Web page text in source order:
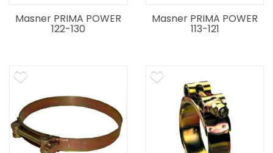
Masner PRIMA POWER
122-130
Masner PRIMA POWER
113-121